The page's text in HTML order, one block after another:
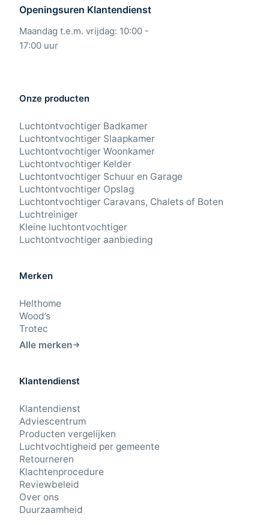
Openingsuren Klantendienst
Maandag t.e.m. vrijdag: 10:00 -
17:00 uur
Onze producten
Luchtontvochtiger Badkamer
Luchtontvochtiger Slaapkamer
Luchtontvochtiger Woonkamer
Luchtontvochtiger Kelder
Luchtontvochtiger Schuur en Garage
Luchtontvochtiger Opslag
Luchtontvochtiger Caravans, Chalets of Boten
Luchtreiniger
Kleine luchtontvochtiger
Luchtontvochtiger aanbieding
Merken
Helthome
Wood’s
Trotec
Alle merken
Klantendienst
Klantendienst
Adviescentrum
Producten vergelijken
Luchtvochtigheid per gemeente
Retourneren
Klachtenprocedure
Reviewbeleid
Over ons
Duurzaamheid
9,4/10
Beoordeling: Uitstekend
43 beoordelingen
Hij maakt weinig geluid, doet wat hij moet doen en doet dat
relatief snel.
Lucas · Amsterdam